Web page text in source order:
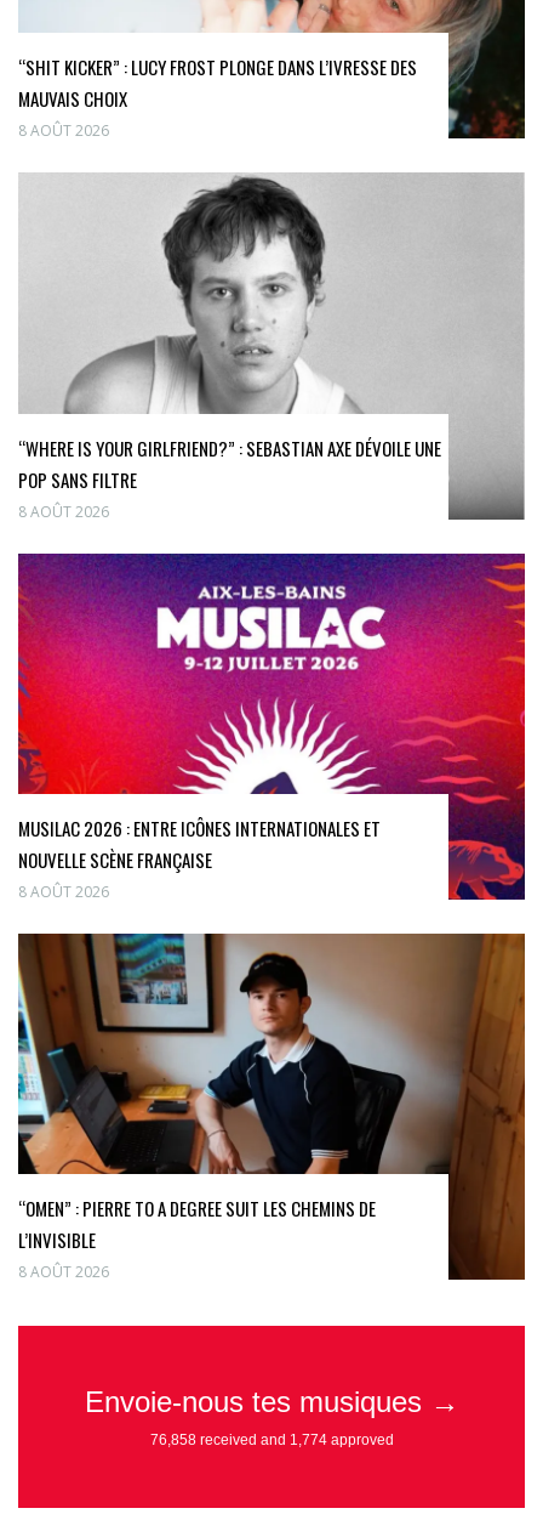
“SHIT KICKER” : LUCY FROST PLONGE DANS L’IVRESSE DES
MAUVAIS CHOIX
8 AOÛT 2026
“WHERE IS YOUR GIRLFRIEND?” : SEBASTIAN AXE DÉVOILE UNE
POP SANS FILTRE
8 AOÛT 2026
MUSILAC 2026 : ENTRE ICÔNES INTERNATIONALES ET
NOUVELLE SCÈNE FRANÇAISE
8 AOÛT 2026
“OMEN” : PIERRE TO A DEGREE SUIT LES CHEMINS DE
L’INVISIBLE
8 AOÛT 2026